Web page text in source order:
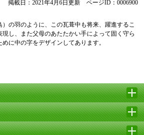
掲載日：2021年4月6日更新 ページID：0006900
の羽のように、この瓦葺中も将来、躍進するこ
し、また父母のあたたかい手によって固く守ら
に中の字をデザインしてあります。